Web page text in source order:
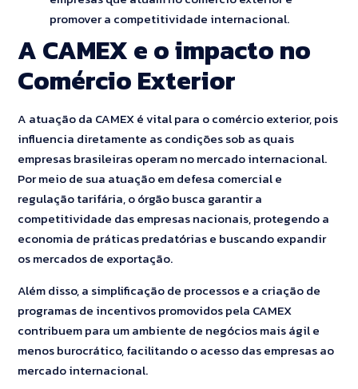
promover a competitividade internacional.
A CAMEX e o impacto no
Comércio Exterior
A atuação da CAMEX é vital para o comércio exterior, pois
influencia diretamente as condições sob as quais
empresas brasileiras operam no mercado internacional.
Por meio de sua atuação em defesa comercial e
regulação tarifária, o órgão busca garantir a
competitividade das empresas nacionais, protegendo a
economia de práticas predatórias e buscando expandir
os mercados de exportação.
Além disso, a simplificação de processos e a criação de
programas de incentivos promovidos pela CAMEX
contribuem para um ambiente de negócios mais ágil e
menos burocrático, facilitando o acesso das empresas ao
mercado internacional.